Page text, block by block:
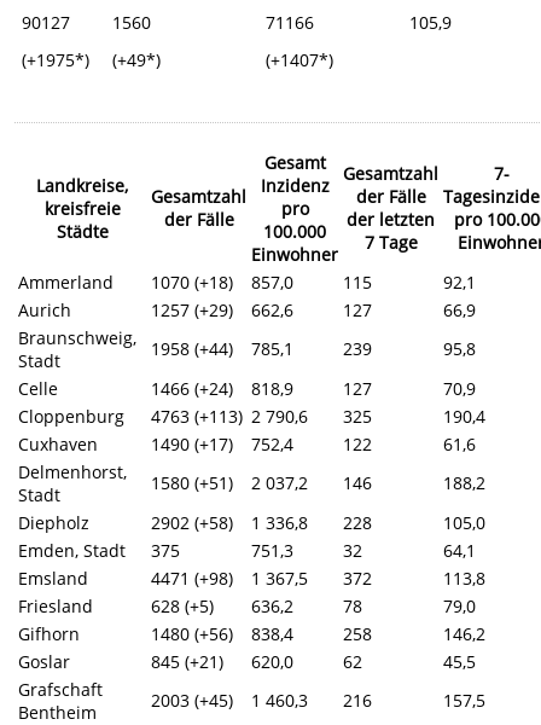
90127
1560 71166
105,9
(+1975*)
(+49*) (+1407*)
Landkreise,
kreisfreie
Städte
Gesamtzahl
der Fälle
Gesamt
Inzidenz
pro
100.000
Einwohner
Gesamtzahl
der Fälle
der letzten
7 Tage
7-
pro
Ammerland
1070 (+18) 857,0 115
92,1
Aurich
1257 (+29) 662,6 127
66,9
Braunschweig,
Stadt
1958 (+44) 785,1 239
95,8
Celle
1466 (+24) 818,9 127
70,9
Cloppenburg
4763 (+113) 2 790,6 325
190,4
Cuxhaven
1490 (+17) 752,4 122
61,6
Delmenhorst,
Stadt
1580 (+51) 2 037,2 146
188,2
Diepholz
2902 (+58) 1 336,8 228
105,0
Emden, Stadt
375 751,3 32
64,1
Emsland
4471 (+98) 1 367,5 372
113,8
Friesland
628 (+5) 636,2 78
79,0
Gifhorn
1480 (+56) 838,4 258
146,2
Goslar
845 (+21) 620,0 62
45,5
Grafschaft
Bentheim
2003 (+45) 1 460,3 216
157,5